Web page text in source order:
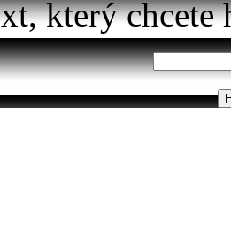
který chcete